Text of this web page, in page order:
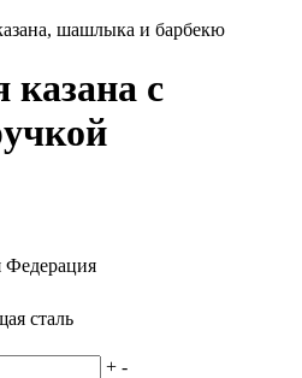
шашлыка и барбекю
с
Федерация
сталь
+ -